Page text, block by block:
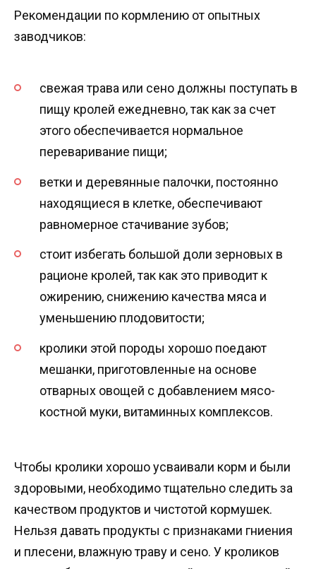
Рекомендации по кормлению от опытных
заводчиков:
свежая трава или сено должны поступать в
пищу кролей ежедневно, так как за счет
этого обеспечивается нормальное
переваривание пищи;
ветки и деревянные палочки, постоянно
находящиеся в клетке, обеспечивают
равномерное стачивание зубов;
стоит избегать большой доли зерновых в
рационе кролей, так как это приводит к
ожирению, снижению качества мяса и
уменьшению плодовитости;
кролики этой породы хорошо поедают
мешанки, приготовленные на основе
отварных овощей с добавлением мясо-
костной муки, витаминных комплексов.
Чтобы кролики хорошо усваивали корм и были
здоровыми, необходимо тщательно следить за
качеством продуктов и чистотой кормушек.
Нельзя давать продукты с признаками гниения
и плесени, влажную траву и сено. У кроликов